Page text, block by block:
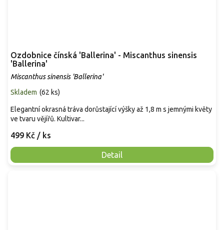
Ozdobnice čínská 'Ballerina' - Miscanthus sinensis
'Ballerina'
Miscanthus sinensis 'Ballerina'
Skladem (62 ks)
499 Kč / ks
Detail
Elegantní okrasná tráva dorůstající výšky až 1,8 m s jemnými květy
ve tvaru vějířů. Kultivar...